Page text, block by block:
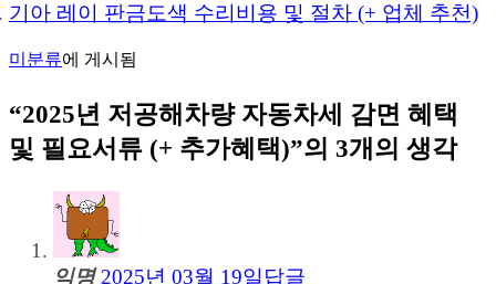
기아 레이 판금도색 수리비용 및 절차 (+ 업체 추천)
미분류에 게시됨
“2025년 저공해차량 자동차세 감면 혜택
및 필요서류 (+ 추가혜택)”의 3개의 생각
익명 2025년 03월 19일 답글